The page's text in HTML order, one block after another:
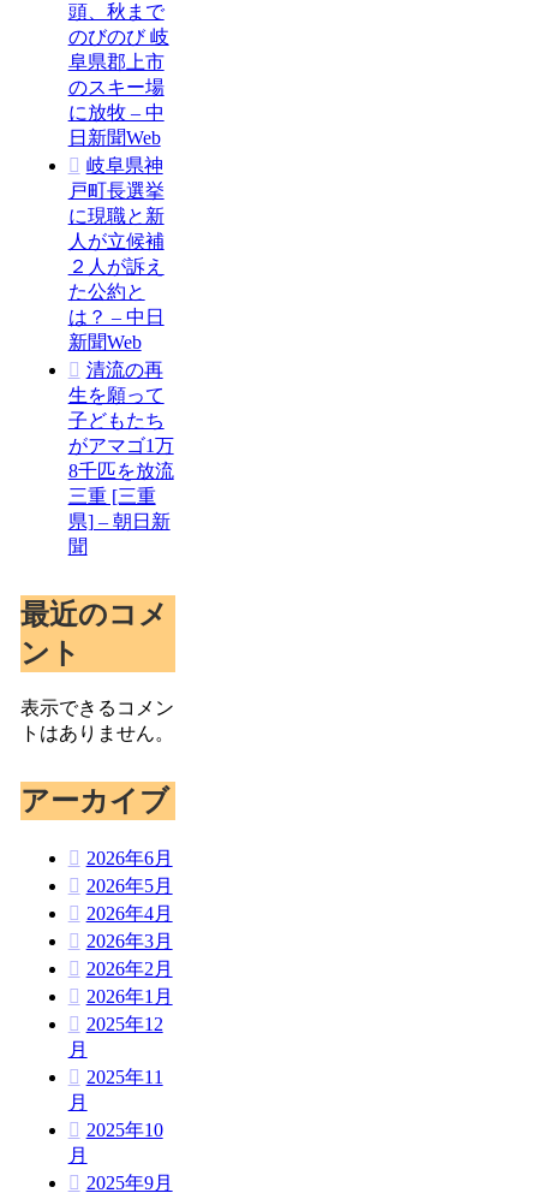
頭、秋まで
のびのび 岐
阜県郡上市
のスキー場
に放牧 – 中
日新聞Web
岐阜県神
戸町長選挙
に現職と新
人が立候補
２人が訴え
た公約と
は？ – 中日
新聞Web
清流の再
生を願って
子どもたち
がアマゴ1万
8千匹を放流
三重 [三重
県] – 朝日新
聞
最近のコメ
ント
表示できるコメン
トはありません。
アーカイブ
2026年6月
2026年5月
2026年4月
2026年3月
2026年2月
2026年1月
2025年12
月
2025年11
月
2025年10
月
2025年9月